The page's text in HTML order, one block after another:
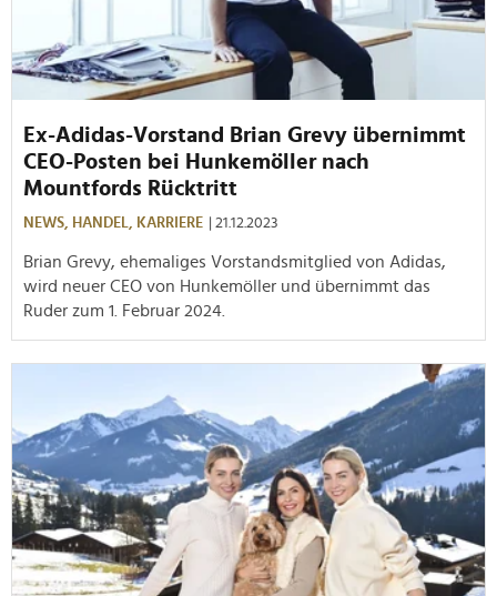
Ex-Adidas-Vorstand Brian Grevy übernimmt
CEO-Posten bei Hunkemöller nach
Mountfords Rücktritt
NEWS, HANDEL, KARRIERE | 21.12.2023
Brian Grevy, ehemaliges Vorstandsmitglied von Adidas,
wird neuer CEO von Hunkemöller und übernimmt das
Ruder zum 1. Februar 2024.